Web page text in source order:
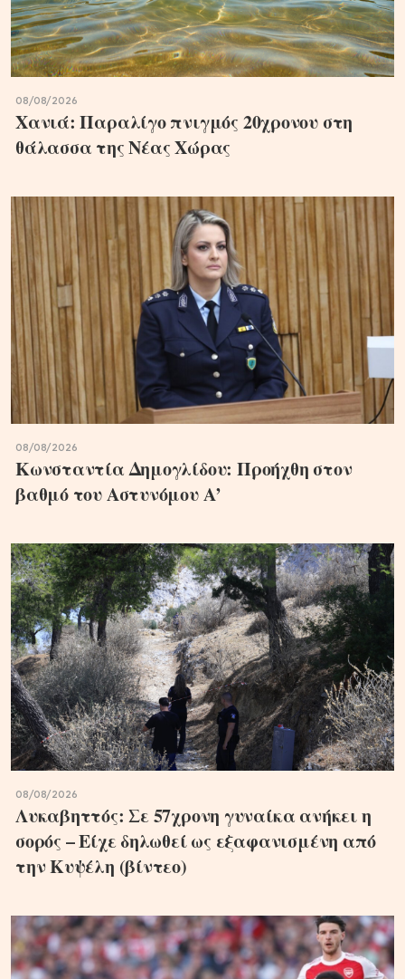
08/08/2026
Χανιά: Παραλίγο πνιγμός 20χρονου στη
θάλασσα της Νέας Χώρας
08/08/2026
Κωνσταντία Δημογλίδου: Προήχθη στον
βαθμό του Αστυνόμου Α’
08/08/2026
Λυκαβηττός: Σε 57χρονη γυναίκα ανήκει η
σορός – Είχε δηλωθεί ως εξαφανισμένη από
την Κυψέλη (βίντεο)